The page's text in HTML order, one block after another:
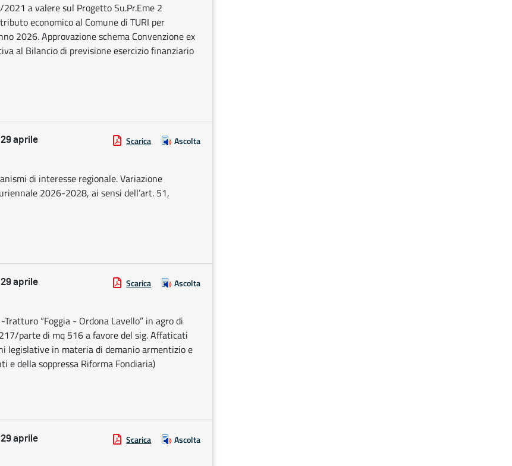
a valere sul Progetto Su.Pr.Eme 2
economico al Comune di TURI per
2026. Approvazione schema Convenzione ex
al Bilancio di previsione esercizio finanziario
29 aprile
Scarica Ascolta
di interesse regionale. Variazione
2026-2028, ai sensi dell’art. 51,
29 aprile
Scarica Ascolta
“Foggia - Ordona Lavello” in agro di
parte di mq 516 a favore del sig. Affaticati
legislative in materia di demanio armentizio e
e della soppressa Riforma Fondiaria)
29 aprile
Scarica Ascolta